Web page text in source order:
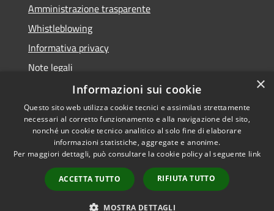
Amministrazione trasparente
Whistleblowing
Informativa privacy
Note legali
Dichiarazione di accessibilità
RSS
Accessibilità
Copyright © 2026 • Comune di
byMunicipium
Accesso
redazione
×
Informazioni sui cookie
Questo sito web utilizza cookie tecnici e assimilati strettamente
necessari al corretto funzionamento e alla navigazione del sito,
nonché un cookie tecnico analitico al solo fine di elaborare
informazioni statistiche, aggregate e anonime.
Per maggiori dettagli, può consultare la cookie policy al seguente link
ACCETTA TUTTO RIFIUTA TUTTO
MOSTRA DETTAGLI